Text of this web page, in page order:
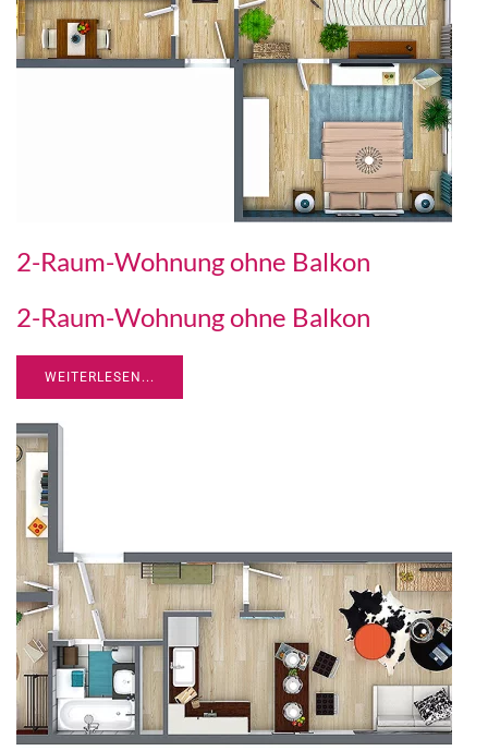
2-Raum-Wohnung ohne Balkon
2-Raum-Wohnung ohne Balkon
WEITERLESEN...